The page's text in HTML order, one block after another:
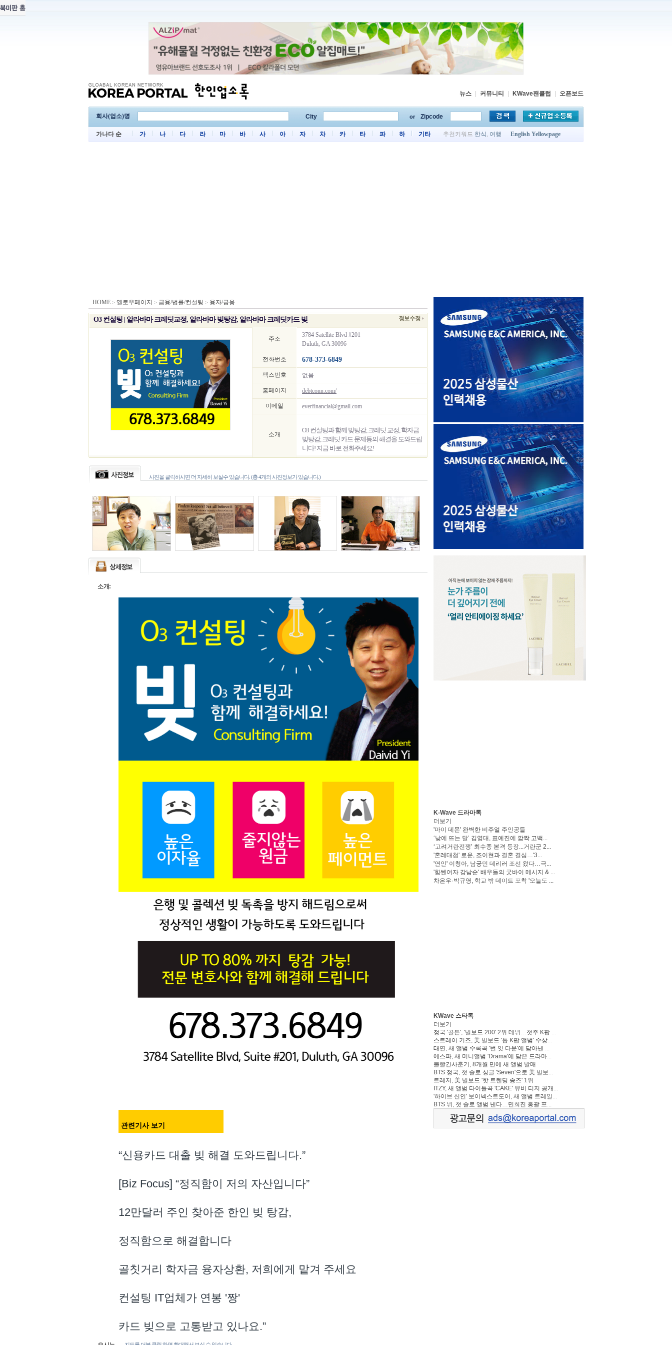
뉴스 커뮤니티 KWave팬클럽 오픈보드
회사(업소)명 City or Zipcode
가나다 순 가 나 다 라 마 바 사 아 자 차 카 타 파 하 기타 추천키워드 한식 , 여행 English Yellowpage
HOME > 옐로우페이지 > 금융/법률/컨설팅 > 융자/금융
O3 컨설팅 | 알라바마 크레딧교정, 알라바마 빚탕감, 알라바마 크레딧카드 빚
주소
3784 Satellite Blvd #201
Duluth, GA 30096
전화번호 678-373-6849
팩스번호 없음
홈페이지 debtconn.com/
이메일 everfinancial@gmail.com
소개
O3 컨설팅과 함께 빚팅감, 크레딧 교정, 학자금
빚탕감, 크레딧 카드 문제등의 해결을 도와드립
니다! 지금 바로 전화주세요!
사진을 클릭하시면 더 자세히 보실수 있습니다. (총 4개의 사진정보가 있습니다.)
소개:
관련기사 보기
“신용카드 대출 빚 해결 도와드립니다.”
[Biz Focus] “정직함이 저의 자산입니다”
12만달러 주인 찾아준 한인 빚 탕감,
정직함으로 해결합니다
골칫거리 학자금 융자상환, 저희에게 맡겨 주세요
컨설팅 IT업체가 연봉 '짱'
카드 빚으로 고통받고 있나요.”
K-Wave 드라마톡
더보기
'마이 데몬' 완벽한 비주얼 주인공들
‘낮에 뜨는 달’ 김영대, 표예진에 깜짝 고백...
‘고려거란전쟁’ 최수종 본격 등장...거란군 2...
'혼례대첩' 로운, 조이현과 결혼 결심…'3...
'연인' 이청아, 남궁민 데리러 조선 왔다…극...
'힘쎈여자 강남순' 배우들의 굿바이 메시지 & ...
차은우·박규영, 학교 밖 데이트 포착 '오늘도 ...
KWave 스타톡
더보기
정국 '골든', '빌보드 200' 2위 데뷔…첫주 K팝 ...
스트레이 키즈, 美 빌보드 '톱 K팝 앨범' 수상...
태연, 새 앨범 수록곡 '번 잇 다운'에 담아낸 ...
에스파, 새 미니앨범 'Drama'에 담은 드라마...
볼빨간사춘기, 8개월 만에 새 앨범 발매
BTS 정국, 첫 솔로 싱글 'Seven'으로 美 빌보...
트레저, 美 빌보드 '핫 트렌딩 송즈' 1위
ITZY, 새 앨범 타이틀곡 'CAKE' 뮤비 티저 공개...
'하이브 신인' 보이넥스트도어, 새 앨범 트레일...
BTS 뷔, 첫 솔로 앨범 낸다…민희진 총괄 프...